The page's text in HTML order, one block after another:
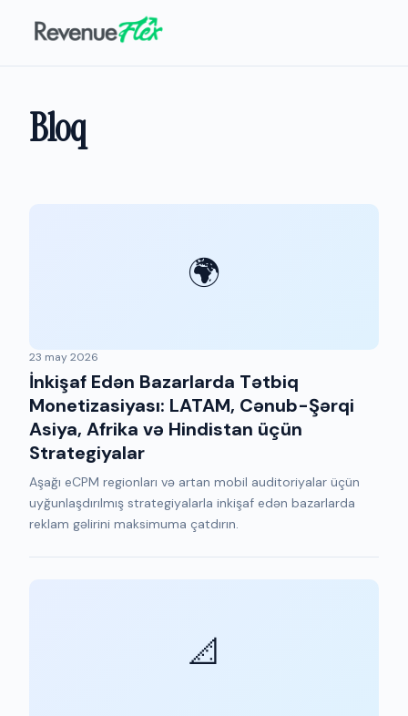
Bloq
🌍
23 may 2026
İnkişaf Edən Bazarlarda Tətbiq
Monetizasiyası: LATAM, Cənub-Şərqi
Asiya, Afrika və Hindistan üçün
Strategiyalar
Aşağı eCPM regionları və artan mobil auditoriyalar üçün
uyğunlaşdırılmış strategiyalarla inkişaf edən bazarlarda
reklam gəlirini maksimuma çatdırın.
📐